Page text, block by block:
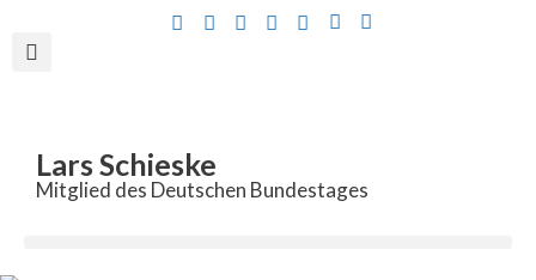
Lars Schieske
Mitglied des Deutschen Bundestages